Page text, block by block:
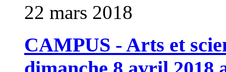
22 mars 2018
CAMPUS - Arts et